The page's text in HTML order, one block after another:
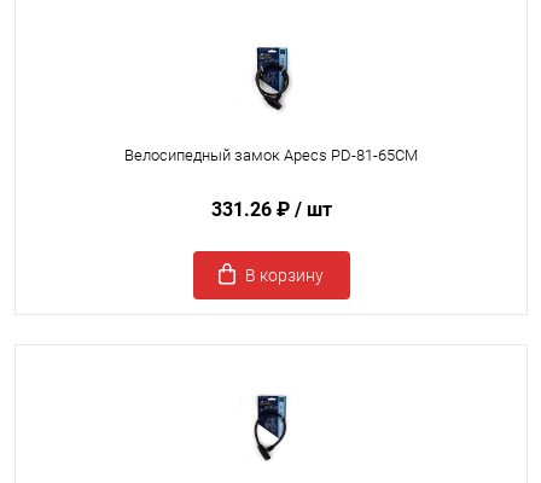
Велосипедный замок Apecs PD-81-65СМ
331.26 ₽ / шт
В корзину